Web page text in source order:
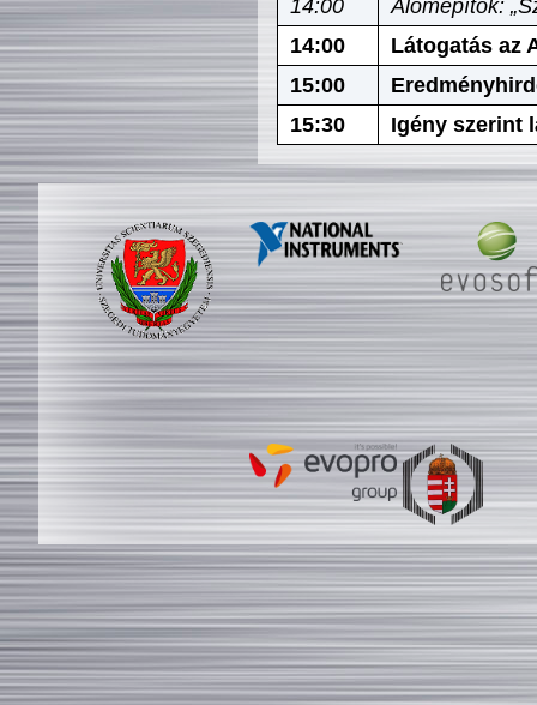
14:00
Álomépítők:
14:00
Látogatás az
15:00
15:30
Igény szerint